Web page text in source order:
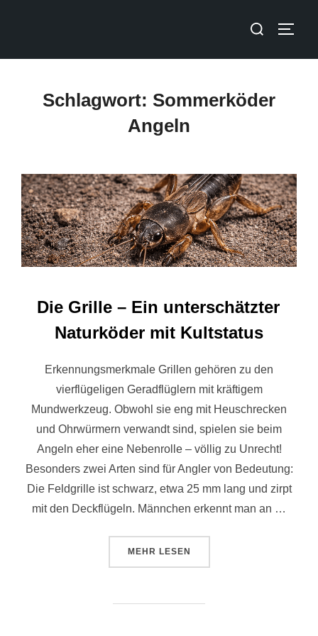
Schlagwort: Sommerköder
Angeln
Die Grille – Ein unterschätzter
Naturköder mit Kultstatus
Erkennungsmerkmale Grillen gehören zu den
vierflügeligen Geradflüglern mit kräftigem
Mundwerkzeug. Obwohl sie eng mit Heuschrecken
und Ohrwürmern verwandt sind, spielen sie beim
Angeln eher eine Nebenrolle – völlig zu Unrecht!
Besonders zwei Arten sind für Angler von Bedeutung:
Die Feldgrille ist schwarz, etwa 25 mm lang und zirpt
mit den Deckflügeln. Männchen erkennt man an …
MEHR LESEN